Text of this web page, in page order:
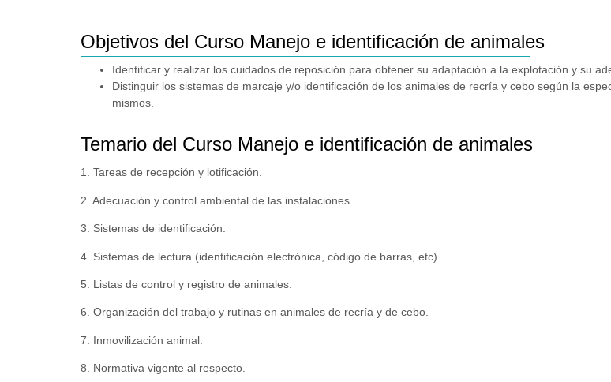
Objetivos del Curso Manejo e identificación de animales
Identificar y realizar los cuidados de reposición para obtener su adaptación a la explotación y su
Distinguir los sistemas de marcaje y/o identificación de los animales de recría y cebo según la
mismos.
Temario del Curso Manejo e identificación de animales
1. Tareas de recepción y lotificación.
2. Adecuación y control ambiental de las instalaciones.
3. Sistemas de identificación.
4. Sistemas de lectura (identificación electrónica, código de barras, etc).
5. Listas de control y registro de animales.
6. Organización del trabajo y rutinas en animales de recría y de cebo.
7. Inmovilización animal.
8. Normativa vigente al respecto.